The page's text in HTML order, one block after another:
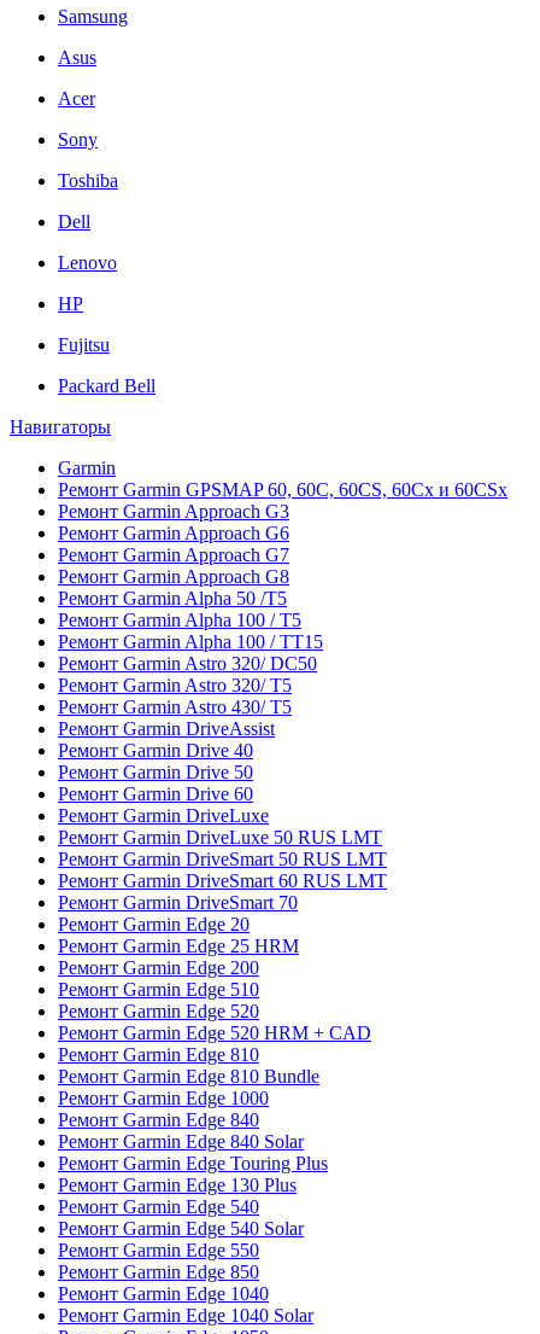
Samsung
Asus
Acer
Sony
Toshiba
Dell
Lenovo
HP
Fujitsu
Packard Bell
Навигаторы
Garmin
Ремонт Garmin GPSMAP 60, 60C, 60CS, 60Cx и 60CSx
Ремонт Garmin Approach G3
Ремонт Garmin Approach G6
Ремонт Garmin Approach G7
Ремонт Garmin Approach G8
Ремонт Garmin Alpha 50 /T5
Ремонт Garmin Alpha 100 / T5
Ремонт Garmin Alpha 100 / TT15
Ремонт Garmin Astro 320/ DC50
Ремонт Garmin Astro 320/ T5
Ремонт Garmin Astro 430/ T5
Ремонт Garmin DriveAssist
Ремонт Garmin Drive 40
Ремонт Garmin Drive 50
Ремонт Garmin Drive 60
Ремонт Garmin DriveLuxe
Ремонт Garmin DriveLuxe 50 RUS LMT
Ремонт Garmin DriveSmart 50 RUS LMT
Ремонт Garmin DriveSmart 60 RUS LMT
Ремонт Garmin DriveSmart 70
Ремонт Garmin Edge 20
Ремонт Garmin Edge 25 HRM
Ремонт Garmin Edge 200
Ремонт Garmin Edge 510
Ремонт Garmin Edge 520
Ремонт Garmin Edge 520 HRM + CAD
Ремонт Garmin Edge 810
Ремонт Garmin Edge 810 Bundle
Ремонт Garmin Edge 1000
Ремонт Garmin Edge 840
Ремонт Garmin Edge 840 Solar
Ремонт Garmin Edge Touring Plus
Ремонт Garmin Edge 130 Plus
Ремонт Garmin Edge 540
Ремонт Garmin Edge 540 Solar
Ремонт Garmin Edge 550
Ремонт Garmin Edge 850
Ремонт Garmin Edge 1040
Ремонт Garmin Edge 1040 Solar